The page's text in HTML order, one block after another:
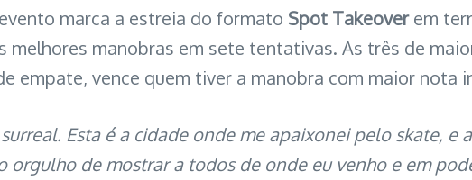
marca a estreia do formato Spot Takeoverem
melhores manobras em sete tentativas. As três de
empate, vence quem tiver a manobra com maior nota
Esta é a cidade onde me apaixonei pelo skate,
de mostrar a todos de onde eu venho e em